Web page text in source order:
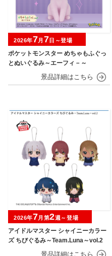
ポケットモンスター めちゃもふぐっ
とぬいぐるみ～エーフィ－～
2026年7月 7日～登場
アイドルマスター シャイニーカラー
ズ ちびぐるみ～Team.Luna～vol.2
2026年7月第2週～登場